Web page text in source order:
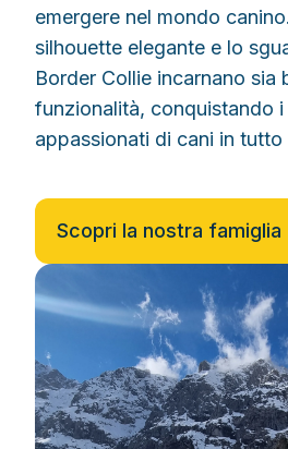
emergere nel mondo
silhouette elegante e lo
Border Collie incarnano sia
funzionalità, conquistando
appassionati di cani in tutto
Scopri la nostra famiglia